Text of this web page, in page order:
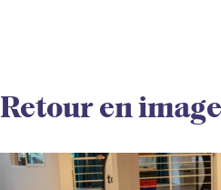
Retour en